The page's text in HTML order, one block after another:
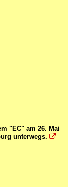
"EC" am 26. Mai
unterwegs. 